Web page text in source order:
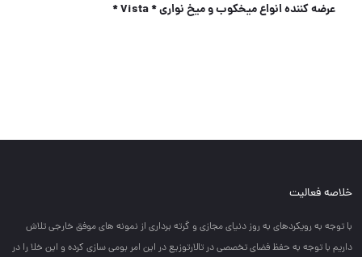
گریس پمپ بادی ۴۵ لیتری اندریمان
خلاصه فعالیت
با توجه به رويكردهاي به روز دنياي مجازي و گرته برداري از نمونه هاي موفق خارجي تلاش
داريم با توجه به حفظ فضاي تخصصي در تالارتوزيع در اين امر بومي سازي كرده و اين خلا را در